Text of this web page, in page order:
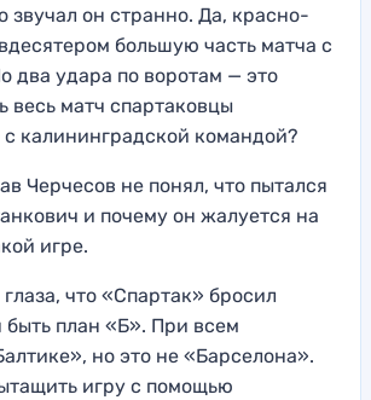
звучал он странно. Да, красно-
большую часть матча с
два удара по воротам — это
весь матч спартаковцы
калининградской командой?
Черчесов не понял, что пытался
и почему он жалуется на
игре.
что «Спартак» бросил
план «Б». При всем
но это не «Барселона».
игру с помощью